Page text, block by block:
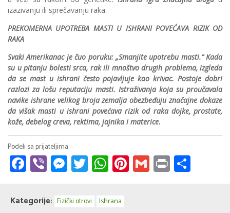
izazivanju ili sprečavanju raka.
PREKOMERNA UPOTREBA MASTI U ISHRANI POVEĆAVA RIZIK OD
RAKA
Svaki Amerikanac je čuo poruku: „Smanjite upotrebu masti.“ Kada
su u pitanju bolesti srca, rak ili mnoštvo drugih problema, izgleda
da se mast u ishrani često pojavljuje kao krivac. Postoje dobri
razlozi za lošu reputaciju masti. Istraživanja koja su proučavala
navike ishrane velikog broja zemalja obezbeđuju značajne dokaze
da višak masti u ishrani povećava rizik od raka dojke, prostate,
kože, debelog creva, rektima, jajnika i materice.
Facebook
ViberMessenger
Twitter
WhatsApp
Pinterest
Gmail
Print
Kategorije: Fizički otrovi Ishrana